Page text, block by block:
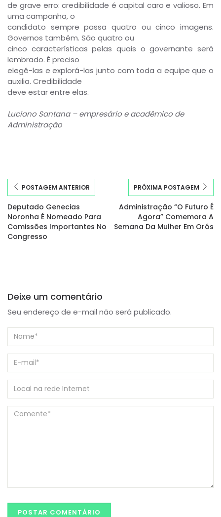
de grave erro: credibilidade é capital caro e valioso. Em
uma campanha, o
candidato sempre passa quatro ou cinco imagens.
Governos também. São quatro ou
cinco características pelas quais o governante será
lembrado. É preciso
elegê-las e explorá-las junto com toda a equipe que o
auxilia. Credibilidade
deve estar entre elas.
Luciano Santana – empresário e acadêmico de
Administração
POSTAGEM ANTERIOR
Deputado Genecias
Noronha É Nomeado Para
Comissões Importantes No
Congresso
PRÓXIMA POSTAGEM
Administração “O Futuro É
Agora” Comemora A
Semana Da Mulher Em Orós
Deixe um comentário
Seu endereço de e-mail não será publicado.